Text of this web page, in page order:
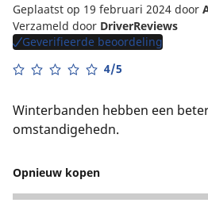
Geplaatst op 19 februari 2024 door
Verzameld door DriverReviews
Geverifieerde beoordeling
4/5
Winterbanden hebben een
omstandigehedn.
Opnieuw kopen
5